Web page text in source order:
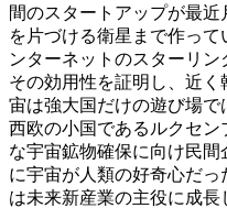
間のスタートアップが最
を片づける衛星まで作っ
ンターネットのスターリ
その効用性を証明し、近
宙は強大国だけの遊び場
西欧の小国であるルクセン
な宇宙鉱物確保に向け民
に宇宙が人類の好奇心だ
は未来新産業の主役に成長